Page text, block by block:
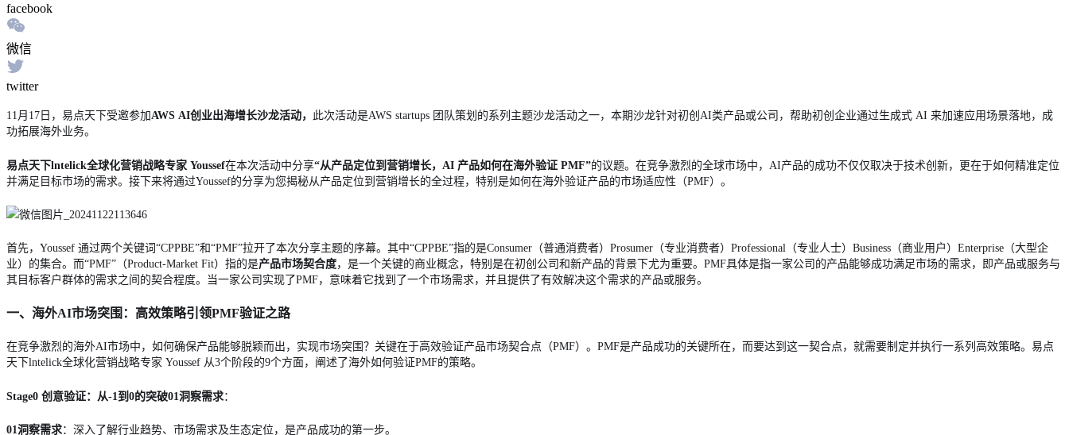
facebook
微信
twitter
11月17日，易点天下受邀参加AWS AI创业出海增长沙龙活动， 此次活动是AWS startups 团队策划的系列主题沙龙活动之一，本期沙龙针对初创AI类产品或公司，帮助初创企业通过生成式 AI 来加速应用场景落地，成
功拓展海外业务。
易点天下lntelick全球化营销战略专家 Youssef在本次活动中分享“从产品定位到营销增长，AI 产品如何在海外验证 PMF”的议题。在竞争激烈的全球市场中，AI产品的成功不仅仅取决于技术创新，更在于如何精准定位
并满足目标市场的需求。接下来将通过Youssef的分享为您揭秘从产品定位到营销增长的全过程，特别是如何在海外验证产品的市场适应性（PMF）。
首先，Youssef 通过两个关键词“CPPBE”和“PMF”拉开了本次分享主题的序幕。其中“CPPBE”指的是Consumer（普通消费者）Prosumer（专业消费者）Professional（专业人士）Business（商业用户）Enterprise（大型企
业）的集合。而“PMF”（Product-Market Fit）指的是产品市场契合度，是一个关键的商业概念，特别是在初创公司和新产品的背景下尤为重要。PMF具体是指一家公司的产品能够成功满足市场的需求，即产品或服务与
其目标客户群体的需求之间的契合程度。当一家公司实现了PMF，意味着它找到了一个市场需求，并且提供了有效解决这个需求的产品或服务。
一、海外AI市场突围：高效策略引领PMF验证之路
在竞争激烈的海外AI市场中，如何确保产品能够脱颖而出，实现市场突围？关键在于高效验证产品市场契合点（PMF）。PMF是产品成功的关键所在，而要达到这一契合点，就需要制定并执行一系列高效策略。易点
天下lntelick全球化营销战略专家 Youssef 从3个阶段的9个方面，阐述了海外如何验证PMF的策略。
Stage0 创意验证：从-1到0的突破01洞察需求：
01洞察需求：深入了解行业趋势、市场需求及生态定位，是产品成功的第一步。